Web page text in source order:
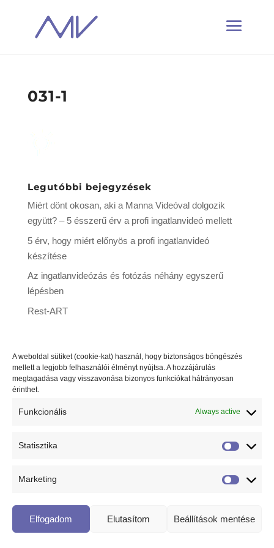
A weboldal sütiket (cookie-kat) használ, hogy biztonságos böngészés
mellett a legjobb felhasználói élményt nyújtsa. A hozzájárulás
megtagadása vagy visszavonása bizonyos funkciókat hátrányosan
érinthet.
Funkcionális Always active
Statisztika
Marketing
Elfogadom Elutasítom Beállítások mentése
031-1
Legutóbbi bejegyzések
Miért dönt okosan, aki a Manna Videóval dolgozik
együtt? – 5 ésszerű érv a profi ingatlanvideó mellett
5 érv, hogy miért előnyös a profi ingatlanvideó
készítése
Az ingatlanvideózás és fotózás néhány egyszerű
lépésben
Rest-ART
© 2018 Minden jog fenntartva! Design by Runyai Studio